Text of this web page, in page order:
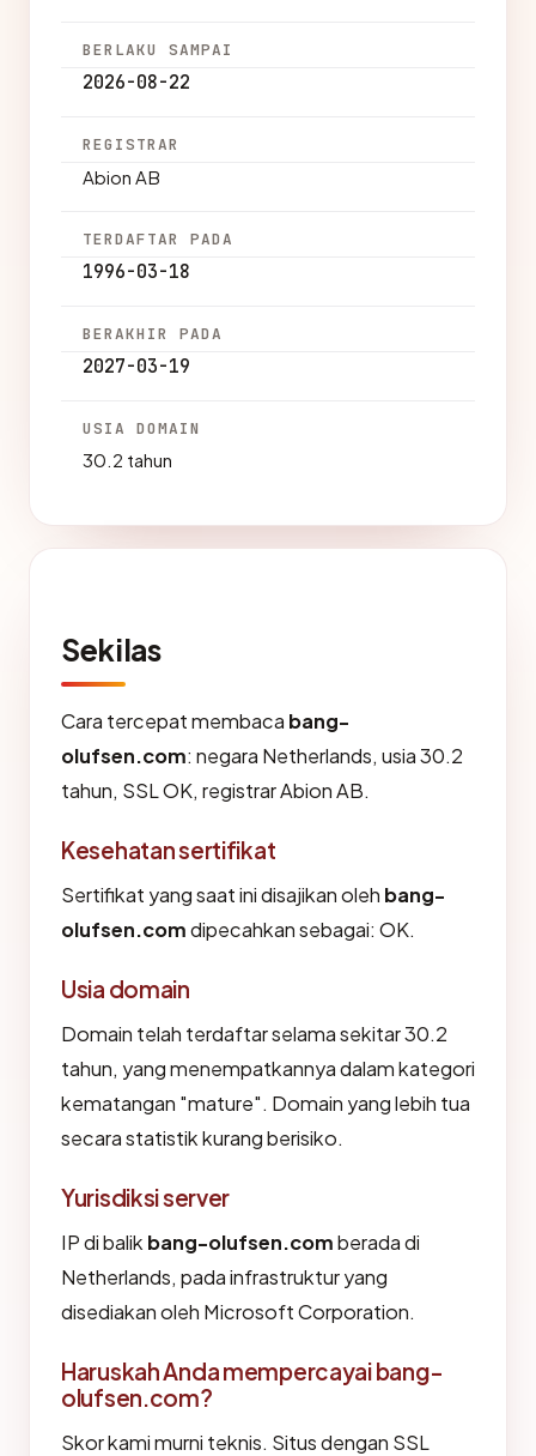
BERLAKU SAMPAI
2026-08-22
REGISTRAR
Abion AB
TERDAFTAR PADA
1996-03-18
BERAKHIR PADA
2027-03-19
USIA DOMAIN
30.2 tahun
Sekilas
Cara tercepat membaca bang-
olufsen.com: negara Netherlands, usia 30.2
tahun, SSL OK, registrar Abion AB.
Kesehatan sertifikat
Sertifikat yang saat ini disajikan oleh bang-
olufsen.comdipecahkan sebagai: OK.
Usia domain
Domain telah terdaftar selama sekitar 30.2
tahun, yang menempatkannya dalam kategori
kematangan "mature". Domain yang lebih tua
secara statistik kurang berisiko.
Yurisdiksi server
IP di balik bang-olufsen.comberada di
Netherlands, pada infrastruktur yang
disediakan oleh Microsoft Corporation.
Haruskah Anda mempercayai bang-
olufsen.com?
Skor kami murni teknis. Situs dengan SSL